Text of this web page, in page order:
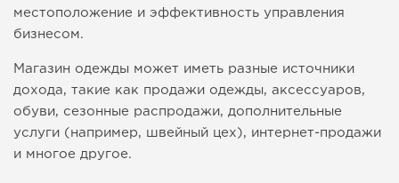
местоположение и эффективность управления
бизнесом.
Магазин одежды может иметь разные источники
дохода, такие как продажи одежды, аксессуаров,
обуви, сезонные распродажи, дополнительные
услуги (например, швейный цех), интернет-продажи
и многое другое.